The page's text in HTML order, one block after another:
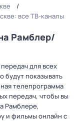
все ТВ-каналы
Рамблер/
для всех
будут показывать
телепрограмма
передач, чтобы вы
Рамблере,
и фильмы онлайн с